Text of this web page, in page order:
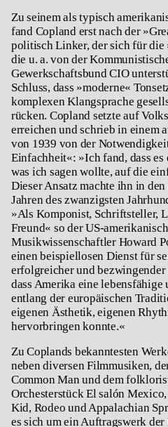
Zu seinem als typisch
fand Copland erst nach der
politisch Linker, der sich für die
die u. a. von der
Gewerkschaftsbund CIO
Schluss, dass »moderne«
komplexen Klangsprache
rücken. Copland setzte auf
erreichen und schrieb in einem
von 1939 von der
Einfachheit«: »Ich fand, dass es
was ich sagen wollte, auf die
Dieser Ansatz machte ihn in
Jahren des zwanzigsten
»Als Komponist, Schriftsteller,
Freund« so der US-
Musikwissenschaftler Howard
einen beispiellosen Dienst für
erfolgreicher und
dass Amerika eine
entlang der europäischen
eigenen Ästhetik, eigenen
hervorbringen konnte.«
Zu Coplands bekanntesten
neben diversen Filmmusiken,
Common Man und dem
Orchesterstück El salón
Kid, Rodeo und Appalachian
es sich um ein Auftragswerk